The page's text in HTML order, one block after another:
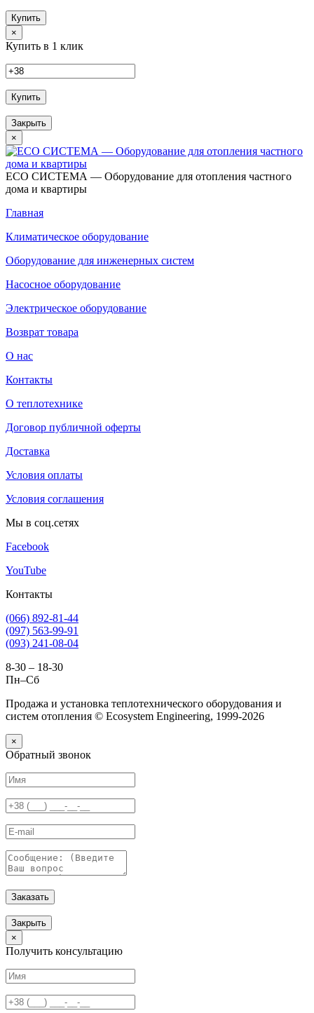
Купить
×
Купить в 1 клик
Купить
Закрыть
×
ECO СИСТЕМА — Оборудование для отопления частного
дома и квартиры
Главная
Климатическое оборудование
Оборудование для инженерных систем
Насосное оборудование
Электрическое оборудование
Возврат товара
О нас
Контакты
О теплотехнике
Договор публичной оферты
Доставка
Условия оплаты
Условия соглашения
Мы в соц.сетях
Facebook
YouTube
Контакты
(066) 892-81-44
(097) 563-99-91
(093) 241-08-04
8-30 – 18-30
Пн–Сб
Продажа и установка теплотехнического оборудования и
систем отопления © Ecosystem Engineering, 1999-2026
×
Обратный звонок
Заказать
Закрыть
×
Получить консультацию